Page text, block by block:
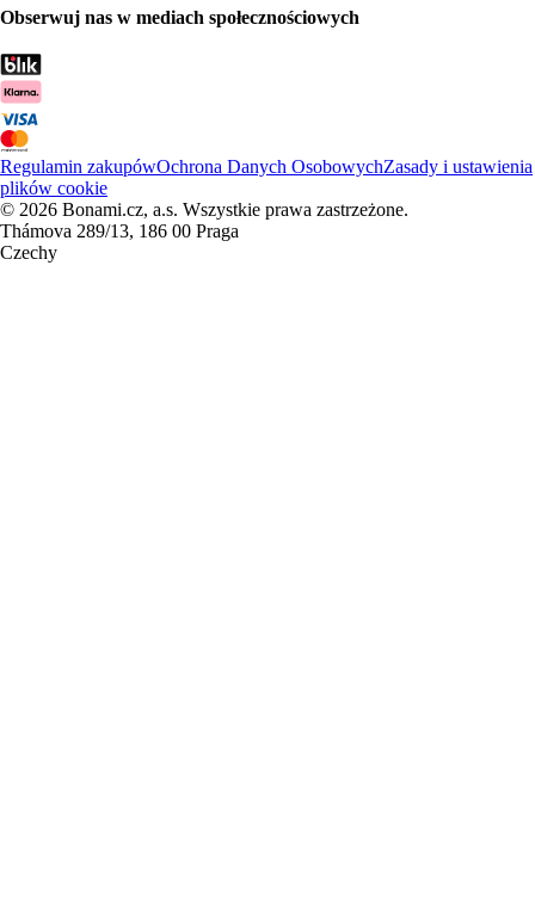
Obserwuj nas w mediach społecznościowych
Regulamin zakupówOchrona Danych OsobowychZasady i ustawienia
plików cookie
© 2026 Bonami.cz, a.s. Wszystkie prawa zastrzeżone.
Thámova 289/13, 186 00 Praga
Czechy